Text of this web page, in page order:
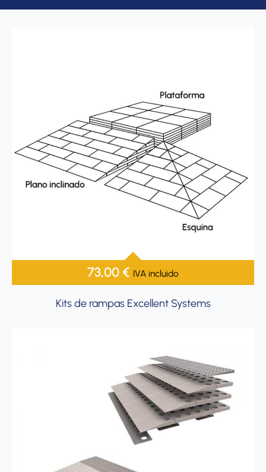
73,00€ IVA incluido
Kits de rampas Excellent Systems